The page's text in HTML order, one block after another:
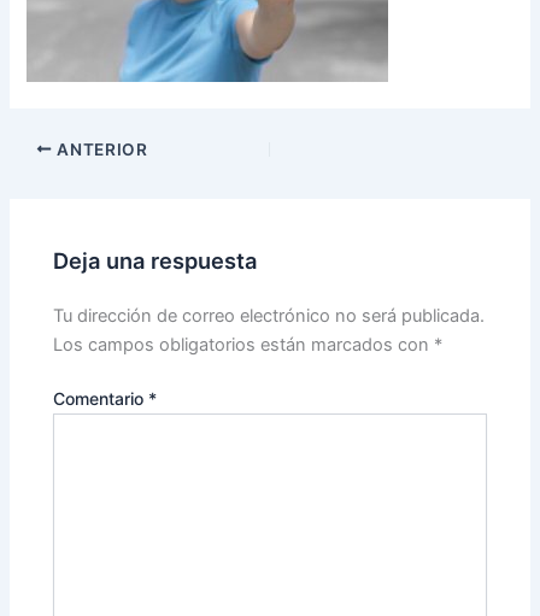
ANTERIOR
Deja una respuesta
Tu dirección de correo electrónico no será publicada.
Los campos obligatorios están marcados con *
Comentario *